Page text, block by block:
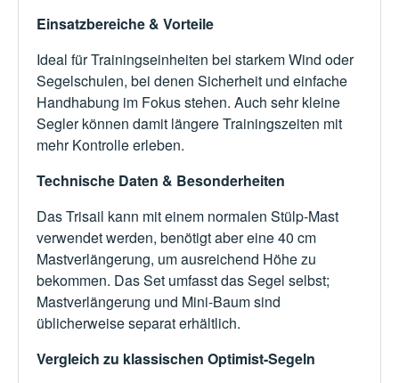
Einsatzbereiche & Vorteile
Ideal für Trainingseinheiten bei starkem Wind oder
Segelschulen, bei denen Sicherheit und einfache
Handhabung im Fokus stehen. Auch sehr kleine
Segler können damit längere Trainingszeiten mit
mehr Kontrolle erleben.
Technische Daten & Besonderheiten
Das Trisail kann mit einem normalen Stülp-Mast
verwendet werden, benötigt aber eine 40 cm
Mastverlängerung, um ausreichend Höhe zu
bekommen. Das Set umfasst das Segel selbst;
Mastverlängerung und Mini-Baum sind
üblicherweise separat erhältlich.
Vergleich zu klassischen Optimist-Segeln